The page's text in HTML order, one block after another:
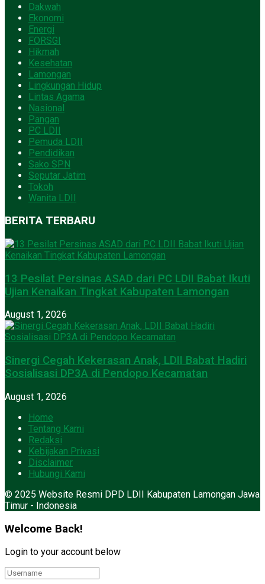
Dakwah
Ekonomi
Energi
FORSGI
Hikmah
Kesehatan
Lamongan
Lingkungan Hidup
Lintas Agama
Nasional
Pangan
PC LDII
Pemuda LDII
Pendidikan
Sako SPN
Seputar Jatim
Tokoh
Wanita LDII
BERITA TERBARU
13 Pesilat Persinas ASAD dari PC LDII Babat Ikuti
Ujian Kenaikan Tingkat Kabupaten Lamongan
August 1, 2026
Sinergi Cegah Kekerasan Anak, LDII Babat Hadiri
Sosialisasi DP3A di Pendopo Kecamatan
August 1, 2026
Home
Tentang Kami
Redaksi
Kebijakan Privasi
Disclaimer
Hubungi Kami
© 2025 Website Resmi DPD LDII Kabupaten Lamongan Jawa
Timur - Indonesia
Welcome Back!
Login to your account below